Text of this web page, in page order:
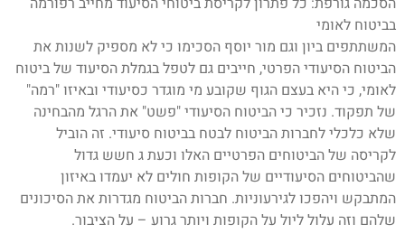
בביטוח לאומי
המשתתפים ביון וגם מור יוסף הסכימו כי לא מספיק לשנות את
הביטוח הסיעודי הפרטי, חייבים גם לטפל בגמלת הסיעוד של ביטוח
לאומי, כי היא בעצם הגוף שקובע מי מוגדר כסיעודי ובאיזו "רמה"
של תפקוד. נזכיר כי הביטוח הסיעודי "פשט" את הרגל מהבחינה
שלא כלכלי לחברות הביטוח לבטח בביטוח סיעודי. זה הוביל
לקריסה של הביטוחים הפרטיים האלו וכעת ג חשש גדול
שהביטוחים הסיעודיים של הקופות חולים לא יעמדו באיזון
המתבקש ויהפכו לגירעוניות. חברות הביטוח מגדרות את הסיכונים
שלהם וזה עלול ליול על הקופות ויותר גרוע – על הציבור.